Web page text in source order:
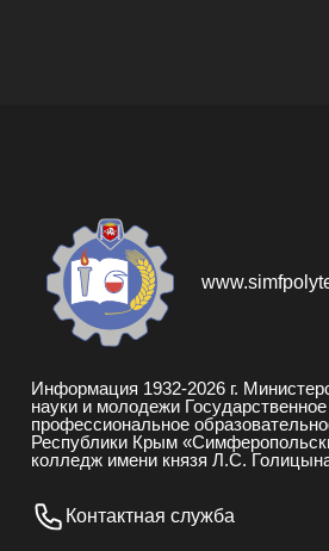
Информация 1932-2026 г.
науки и молодежи
профессиональное
Республики Крым
колледж имени князя Л.С.
Контактная служба